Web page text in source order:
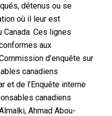
détenus ou se
où il leur est
Ces lignes
aux
d’enquête sur
canadiens
et de l’Enquête interne
canadiens
Ahmad Abou-